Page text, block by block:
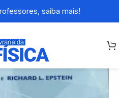
saiba mais!